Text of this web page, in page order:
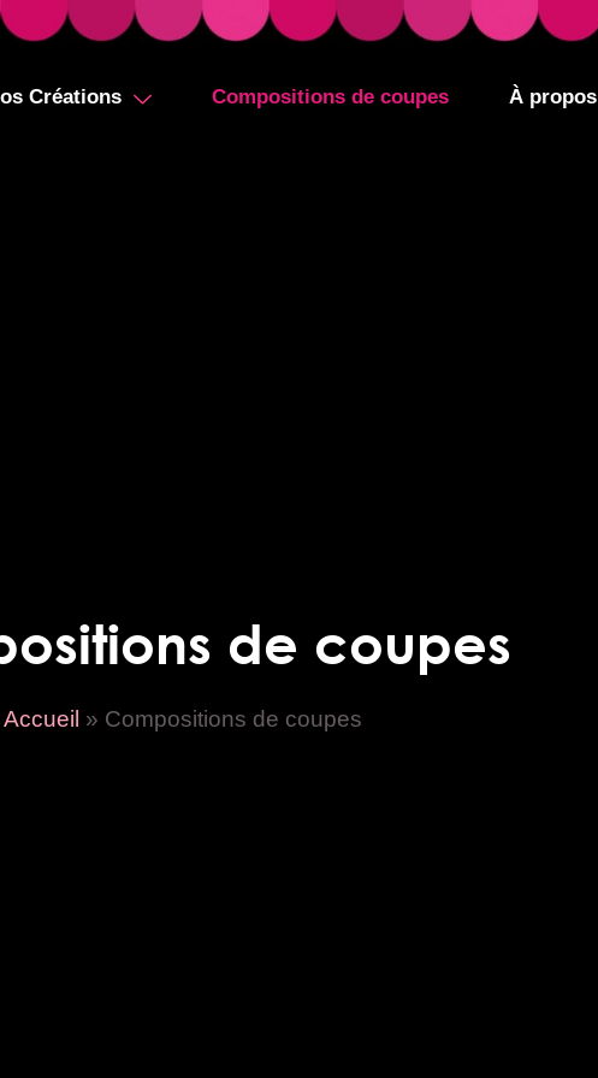
Créations Compositions de coupes À propos
de coupes
Accueil » Compositions de coupes